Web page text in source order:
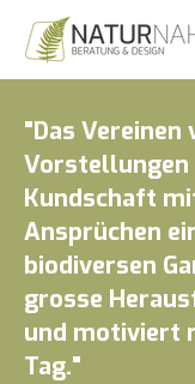
"Das Vereinen
Vorstellungen
Kundschaft
Ansprüchen
biodiversen
grosse
und motiviert
Tag."